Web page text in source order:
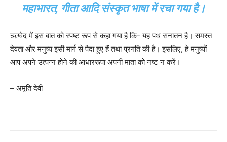
महाभारत, गीता आदि संस्कृत भाषा में रचा गया है।
ऋग्वेद में इस बात को स्पष्ट रूप से कहा गया है कि- यह पथ सनातन है। समस्त
देवता और मनुष्य इसी मार्ग से पैदा हुए हैं तथा प्रगति की है। इसलिए, हे मनुष्यों
आप अपने उत्पन्न होने की आधाररूपा अपनी माता को नष्ट न करें।
– अमृति देवी